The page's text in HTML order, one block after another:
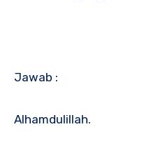
Jawab :
Alhamdulillah.